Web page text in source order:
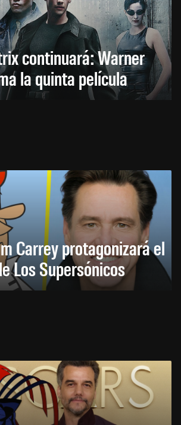
continuará: Warner
la quinta película
Carrey protagonizará el
Los Supersónicos